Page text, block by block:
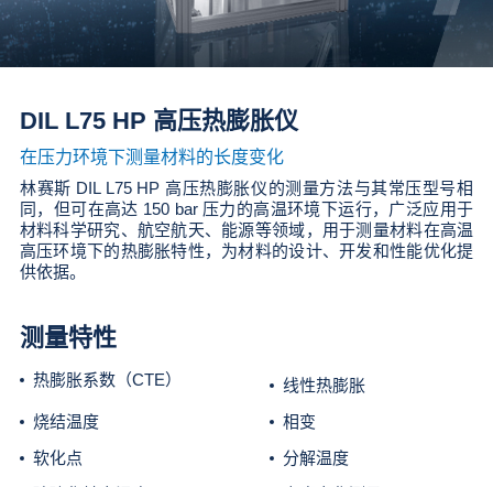
DIL L75 HP 高压热膨胀仪
在压力环境下测量材料的长度变化
林赛斯 DIL L75 HP 高压热膨胀仪的测量方法与其常压型号相
同，但可在高达 150 bar 压力的高温环境下运行，广泛应用于
材料科学研究、航空航天、能源等领域，用于测量材料在高温
高压环境下的热膨胀特性，为材料的设计、开发和性能优化提
供依据。
测量特性
热膨胀系数（CTE）
线性热膨胀
烧结温度
相变
软化点
分解温度